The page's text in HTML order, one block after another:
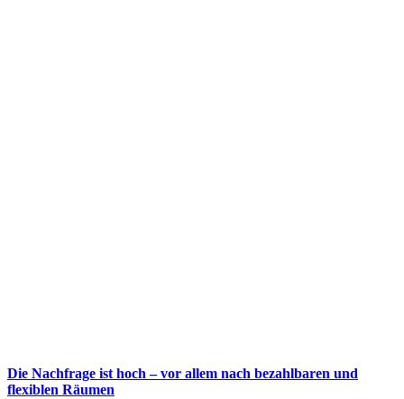
Die Nachfrage ist hoch – vor allem nach bezahlbaren und
flexiblen Räumen